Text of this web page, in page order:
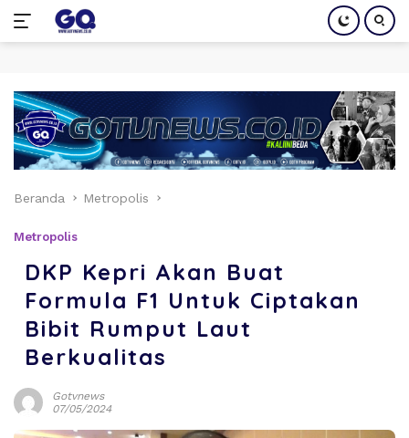
konten
Beranda Metropolis
Metropolis
DKP Kepri Akan Buat
Formula F1 Untuk Ciptakan
Bibit Rumput Laut
Berkualitas
Gotvnews
07/05/2024